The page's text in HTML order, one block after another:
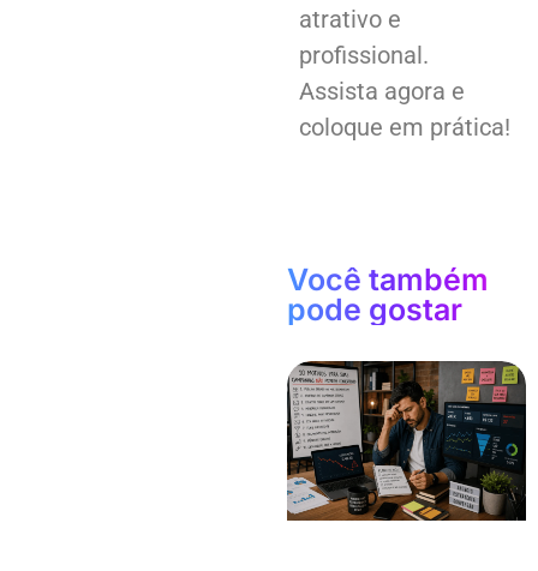
atrativo e
profissional.
Assista agora e
coloque em prática!
Você também
pode gostar